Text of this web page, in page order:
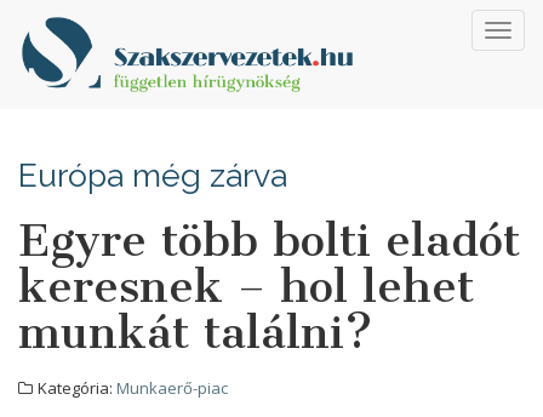
Európa még zárva
Egyre több bolti eladót
keresnek – hol lehet
munkát találni?
Kategória: Munkaerő-piac